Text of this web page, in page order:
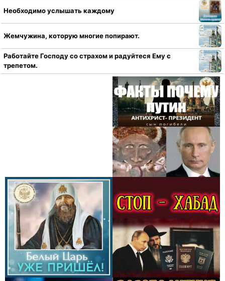
Необходимо услышать каждому
Жемчужина, которую многие попирают.
Работайте Господу со страхом и радуйтеся Ему с
трепетом.